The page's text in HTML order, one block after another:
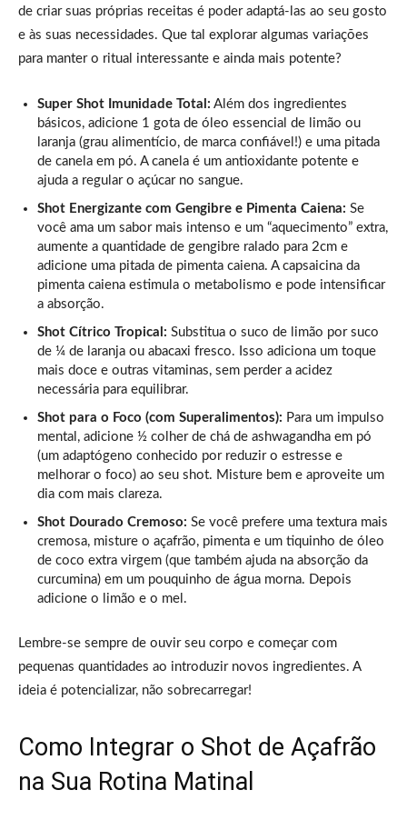
de criar suas próprias receitas é poder adaptá-las ao seu gosto
e às suas necessidades. Que tal explorar algumas variações
para manter o ritual interessante e ainda mais potente?
Super Shot Imunidade Total: Além dos ingredientes
básicos, adicione 1 gota de óleo essencial de limão ou
laranja (grau alimentício, de marca confiável!) e uma pitada
de canela em pó. A canela é um antioxidante potente e
ajuda a regular o açúcar no sangue.
Shot Energizante com Gengibre e Pimenta Caiena: Se
você ama um sabor mais intenso e um “aquecimento” extra,
aumente a quantidade de gengibre ralado para 2cm e
adicione uma pitada de pimenta caiena. A capsaicina da
pimenta caiena estimula o metabolismo e pode intensificar
a absorção.
Shot Cítrico Tropical: Substitua o suco de limão por suco
de ¼ de laranja ou abacaxi fresco. Isso adiciona um toque
mais doce e outras vitaminas, sem perder a acidez
necessária para equilibrar.
Shot para o Foco (com Superalimentos): Para um impulso
mental, adicione ½ colher de chá de ashwagandha em pó
(um adaptógeno conhecido por reduzir o estresse e
melhorar o foco) ao seu shot. Misture bem e aproveite um
dia com mais clareza.
Shot Dourado Cremoso: Se você prefere uma textura mais
cremosa, misture o açafrão, pimenta e um tiquinho de óleo
de coco extra virgem (que também ajuda na absorção da
curcumina) em um pouquinho de água morna. Depois
adicione o limão e o mel.
Lembre-se sempre de ouvir seu corpo e começar com
pequenas quantidades ao introduzir novos ingredientes. A
ideia é potencializar, não sobrecarregar!
Como Integrar o Shot de Açafrão
na Sua Rotina Matinal